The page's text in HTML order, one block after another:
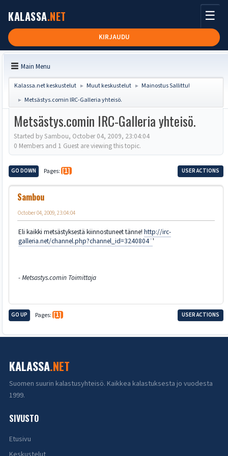
KALASSA.NET
KIRJAUDU
☰
Main Menu
Kalassa.net keskustelut ► Muut keskustelut ► Mainostus Sallittu!
► Metsästys.comin IRC-Galleria yhteisö.
Metsästys.comin IRC-Galleria yhteisö.
Started by Sambou, October 04, 2009, 23:04:04
0 Members and 1 Guest are viewing this topic.
GO DOWN Pages 1 USER ACTIONS
Sambou
October 04, 2009, 23:04:04
Eli kaikki metsästyksestä kiinnostuneet tänne! http://irc-
galleria.net/channel.php?channel_id=3240804¨'
- Metsastys.comin Toimittaja
GO UP Pages 1 USER ACTIONS
KALASSA.NET
Suomen suurin kalastusyhteisö. Kaikkea kalastuksesta jo vuodesta
1999.
SIVUSTO
Etusivu